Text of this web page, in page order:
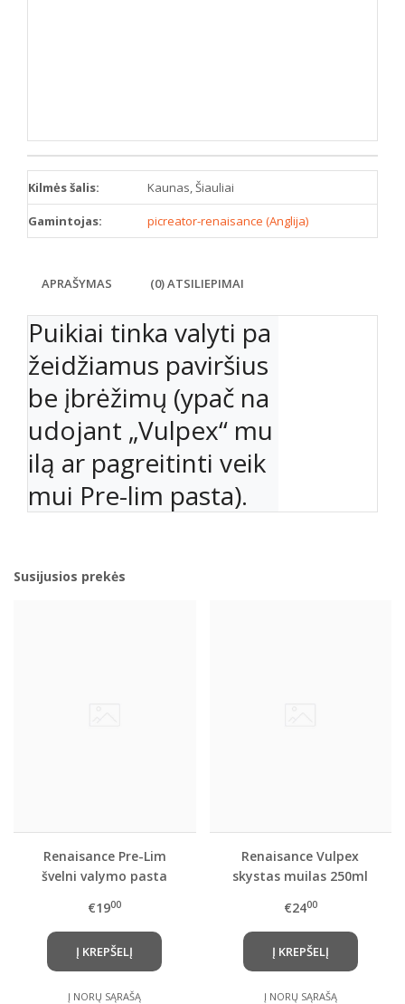
Kilmės šalis: Kaunas, Šiauliai
Gamintojas: picreator-renaisance (Anglija)
APRAŠYMAS (0) ATSILIEPIMAI
Puikiai tinka valyti pa
žeidžiamus paviršius
be įbrėžimų (ypač na
udojant „Vulpex“ mu
ilą ar pagreitinti veik
Susijusios prekės
Renaisance Pre-Lim
švelni valymo pasta
€1900
Į KREPŠELĮ
Į NORŲ SĄRAŠĄ
Renaisance Vulpex
skystas muilas 250ml
€2400
Į KREPŠELĮ
Į NORŲ SĄRAŠĄ